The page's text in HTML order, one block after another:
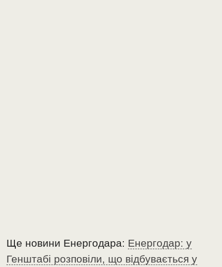
Ще новини Енергодара: Енергодар: у
Генштабі розповіли, що відбувається у